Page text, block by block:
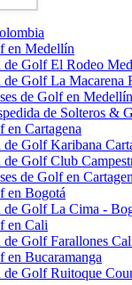
en Medellín
de Golf El Rodeo
de Golf La Macarena
de Golf en Medellín
de Solteros &
en Cartagena
de Golf Karibana
de Golf Club
de Golf en
en Bogotá
de Golf La Cima -
en Cali
de Golf Farallones
en Bucaramanga
de Golf Ruitoque